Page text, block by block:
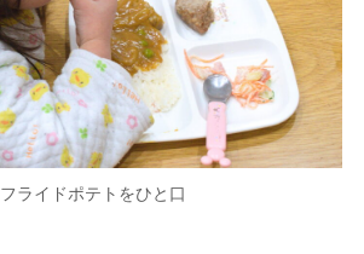
フライドポテトをひと口